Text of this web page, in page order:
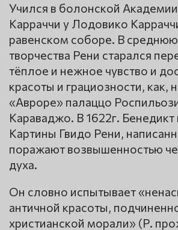
Учился в болонской Академии
Карраччи у Лодовико
равенском соборе. В
творчества Рени старался
тёплое и нежное чувство и
красоты и грациозности, как,
«Авроре» палаццо
Караваджо. В 1622г. Бенедикт
Картины Гвидо Рени,
поражают возвышенностью
духа.
Он словно испытывает
античной красоты,
христианской морали» (Р.